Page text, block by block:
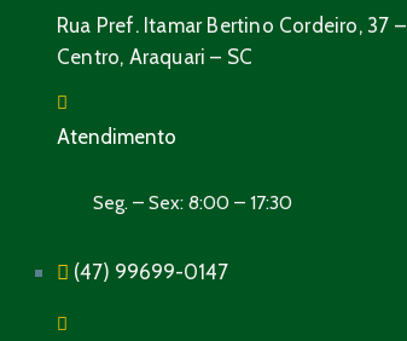
Rua Pref. Itamar Bertino Cordeiro, 37 –
Centro, Araquari – SC
Atendimento
Seg. – Sex: 8:00 – 17:30
(47) 99699-0147